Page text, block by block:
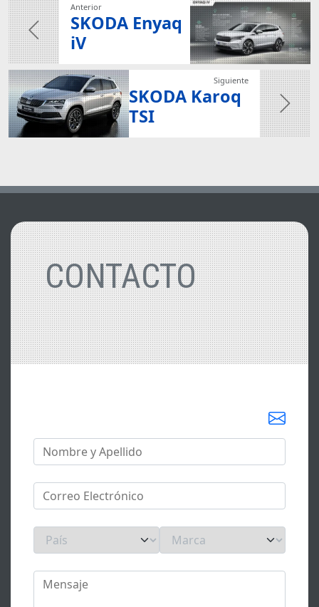
Anterior
SKODA Enyaq
iV
Siguiente
SKODA Karoq
TSI
CONTACTO